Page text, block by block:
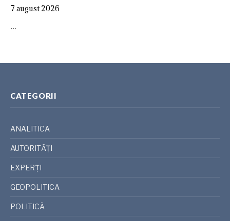
7 august 2026
…
CATEGORII
ANALITICA
AUTORITĂȚI
EXPERȚI
GEOPOLITICA
POLITICĂ